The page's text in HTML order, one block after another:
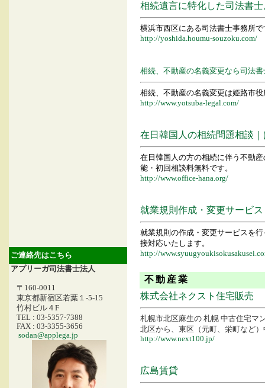
相続遺言に特化した司法書
横浜市西区にある司法書士事務所
http://yoshida.houmu-souzoku.com/
相続、不動産の名義変更なら司法
相続、不動産の名義変更は姫路市
http://www.yotsuba-legal.com/
在日韓国人の相続問題相談
在日韓国人の方の相続に伴う不動
能・初回相談料無料です。
http://www.office-hana.org/
就業規則作成・変更サービス
就業規則の作成・変更サービスを
接対応いたします。
http://
不動産業
株式会社ネクスト住宅販売
札幌市北区麻生の 札幌 中古住宅マ
北区から、東区（元町、栄町など
http://www.next100.jp/
広島賃貸
ご連絡先はこちら
アプリーガ司法書士法人
〒160-0011
東京都新宿区若葉１-5-15
竹村ビル４F
TEL : 03-5357-7388
FAX : 03-3355-3656
sodan@applega.jp